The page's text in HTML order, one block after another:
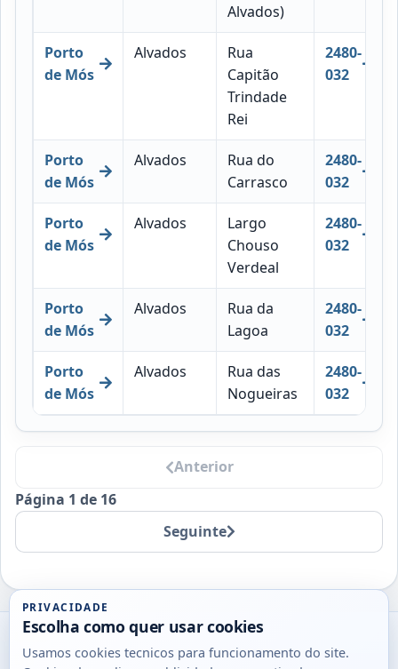
Alvados)
Porto
de Mós
Alvados
Rua
Capitão
Trindade
Rei
2480-
032
Porto
de Mós
Alvados
Rua do
Carrasco
2480-
032
Porto
de Mós
Alvados
Largo
Chouso
Verdeal
2480-
032
Porto
de Mós
Alvados
Rua da
Lagoa
2480-
032
Porto
de Mós
Alvados
Rua das
Nogueiras
2480-
032
Anterior
Página 1 de 16
Seguinte
Utils
DB
PRIVACIDADE
Escolha como quer usar cookies
Usamos cookies tecnicos para funcionamento do site.